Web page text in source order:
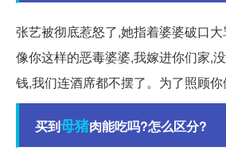
张艺被彻底惹怒了,她指着婆婆破口
像你这样的恶毒婆婆,我嫁进你们家,
钱,我们连酒席都不摆了。为了照顾你
买到母猪肉能吃吗?怎么区分?